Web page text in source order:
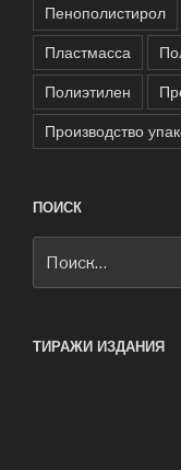
Пенополистирол
Пластмасса
Полиэтилен
Производство
ПОИСК
ТИРАЖИ ИЗДАНИЯ